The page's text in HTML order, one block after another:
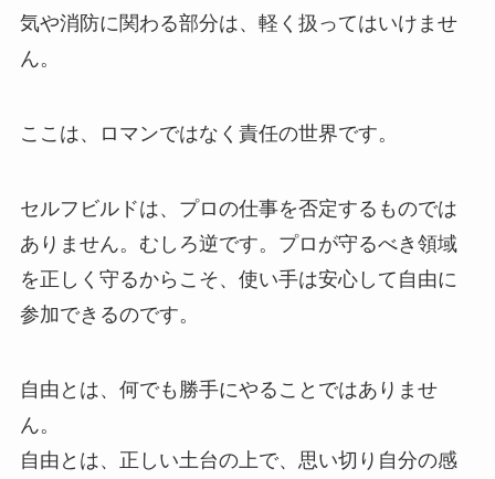
気や消防に関わる部分は、軽く扱ってはいけませ
ん。
ここは、ロマンではなく責任の世界です。
セルフビルドは、プロの仕事を否定するものでは
ありません。むしろ逆です。プロが守るべき領域
を正しく守るからこそ、使い手は安心して自由に
参加できるのです。
自由とは、何でも勝手にやることではありませ
ん。
自由とは、正しい土台の上で、思い切り自分の感